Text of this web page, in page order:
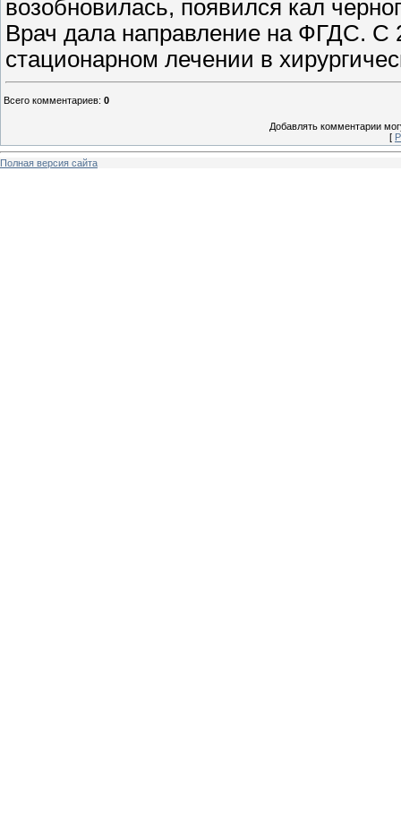
возобновилась, появился кал
Врач дала направление на ФГДС. С
стационарном лечении в
Всего комментариев: 0
Добавлять комментарии
[
Полная версия сайта